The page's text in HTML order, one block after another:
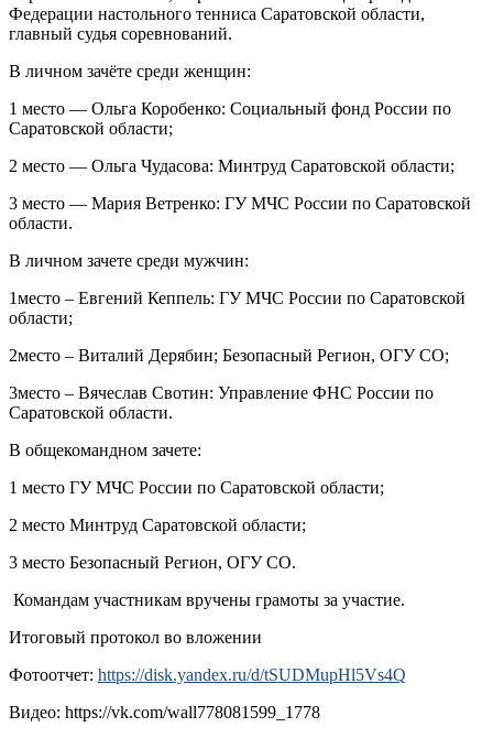
Федерации настольного тенниса Саратовской области,
главный судья соревнований.
В личном зачёте среди женщин:
1 место — Ольга Коробенко: Социальный фонд России по
Саратовской области;
2 место — Ольга Чудасова: Минтруд Саратовской области;
3 место — Мария Ветренко: ГУ МЧС России по Саратовской
области.
В личном зачете среди мужчин:
1место – Евгений Кеппель: ГУ МЧС России по Саратовской
области;
2место – Виталий Дерябин; Безопасный Регион, ОГУ СО;
3место – Вячеслав Свотин: Управление ФНС России по
Саратовской области.
В общекомандном зачете:
1 место ГУ МЧС России по Саратовской области;
2 место Минтруд Саратовской области;
3 место Безопасный Регион, ОГУ СО.
Командам участникам вручены грамоты за участие.
Итоговый протокол во вложении
Фотоотчет: https://disk.yandex.ru/d/tSUDMupHl5Vs4Q
Видео: https://vk.com/wall778081599_1778